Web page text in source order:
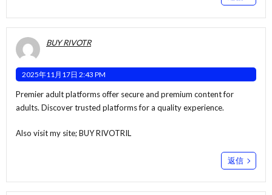
BUY RIVOTR
2025年11月17日 2:43 PM
Premier adult platforms offer secure and premium content for
adults. Discover trusted platforms for a quality experience.
Also visit my site;BUY RIVOTRIL
返信